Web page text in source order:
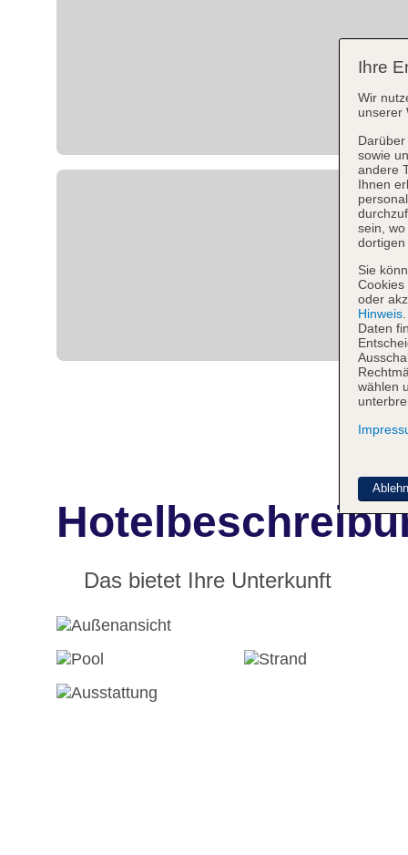
Das bietet Ihre Unterkunft
Ihre
Wir
unserer
sowie
andere
Ihnen
sein,
dortigen
Sie
Cookies
oder
Hinweis
Daten
wählen